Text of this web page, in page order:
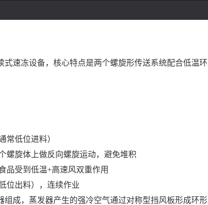
速冻设备，核心特点是两个螺旋形传送系统配合低温
常低位进料）
螺旋体上做反向螺旋运动，避免堆积
品受到低温+高速风双重作用
位出料），连续作业
，蒸发器产生的强冷空气通过对称型挡风板形成环形